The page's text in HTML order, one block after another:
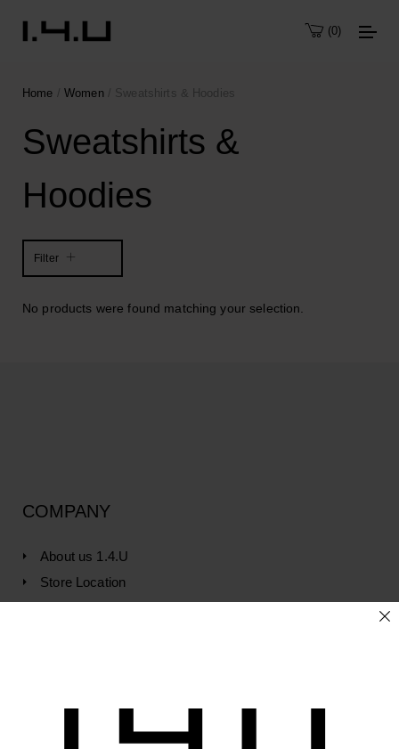
0
Home / Women/ Sweatshirts & Hoodies
Sweatshirts &
Hoodies
Filter
No products were found matching your selection.
COMPANY
About us 1.4.U
Store Location